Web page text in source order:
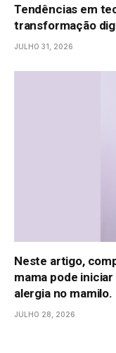
Tendências em
transformação
JULHO 31, 2026
Neste artigo,
mama pode
alergia no mamilo.
JULHO 28, 2026